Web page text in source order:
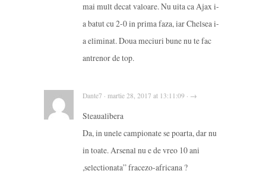
mai mult decat valoare. Nu uita ca Ajax i-
a batut cu 2-0 in prima faza, iar Chelsea i-
a eliminat. Doua meciuri bune nu te fac
antrenor de top.
Dante7 · martie 28, 2017 at 13:11:09 · →
Steaualibera
Da, in unele campionate se poarta, dar nu
in toate. Arsenal nu e de vreo 10 ani
,selectionata” fracezo-africana ?